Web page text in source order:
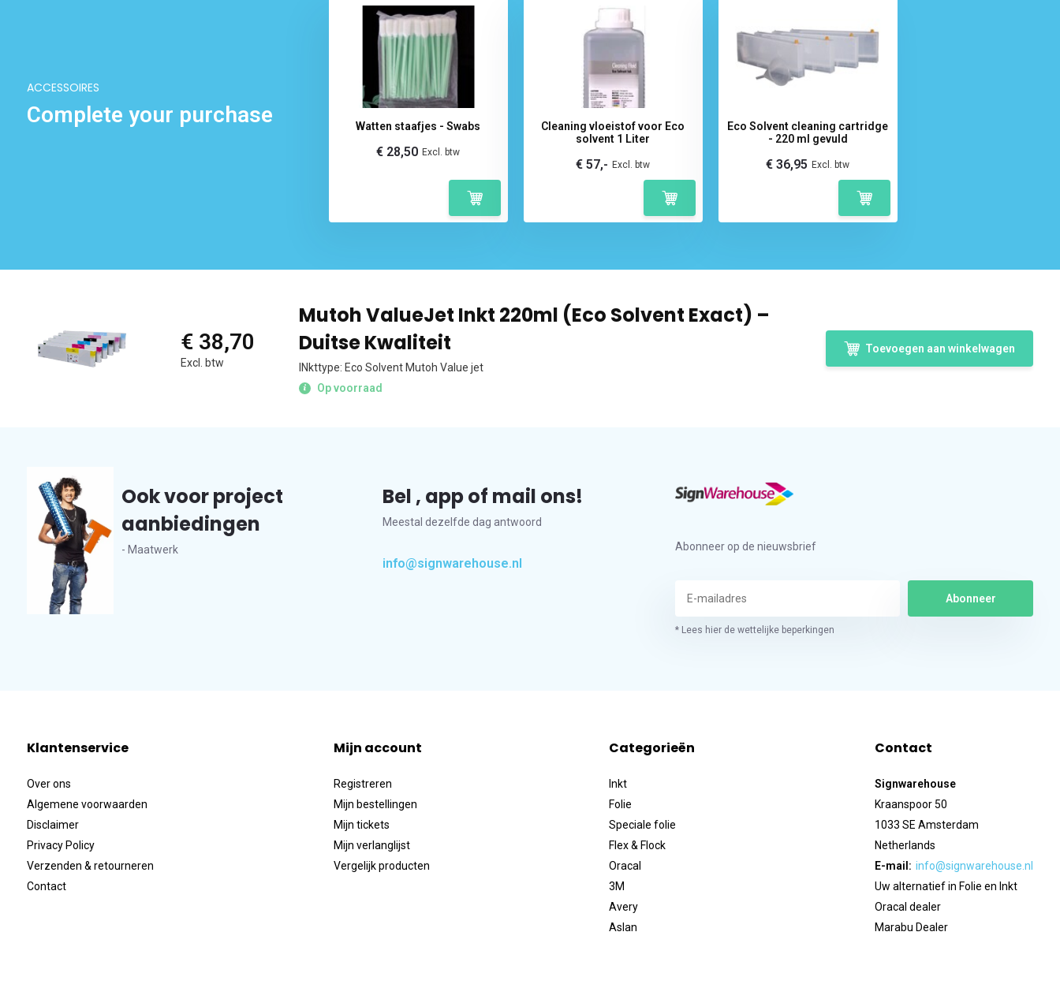
ACCESSOIRES
Complete your purchase Watten staafjes - Swabs
€ 28,50 Excl. btw
Cleaning vloeistof voor Eco
solvent 1 Liter
€ 57,- Excl. btw
Eco Solvent cleaning cartridge
- 220 ml gevuld
€ 36,95 Excl. btw
€ 38,70
Excl. btw
Mutoh ValueJet Inkt 220ml (Eco Solvent Exact) –
Duitse Kwaliteit
INkttype: Eco Solvent Mutoh Value jet
Op voorraad
Toevoegen aan winkelwagen
Ook voor project
aanbiedingen
- Maatwerk
Bel , app of mail ons!
Meestal dezelfde dag antwoord
info@signwarehouse.nl
Abonneer op de nieuwsbrief
Abonneer
* Lees hier de wettelijke beperkingen
Klantenservice
Over ons
Algemene voorwaarden
Disclaimer
Privacy Policy
Verzenden & retourneren
Contact
Mijn account
Registreren
Mijn bestellingen
Mijn tickets
Mijn verlanglijst
Vergelijk producten
Categorieën
Inkt
Folie
Speciale folie
Flex & Flock
Oracal
3M
Avery
Aslan
Contact
Signwarehouse
Kraanspoor 50
1033 SE Amsterdam
Netherlands
E-mail: info@signwarehouse.nl
Uw alternatief in Folie en Inkt
Oracal dealer
Marabu Dealer